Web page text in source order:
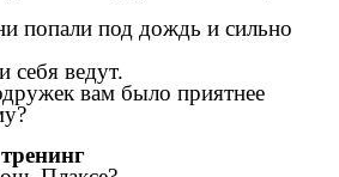
попали под дождь и сильно
себя ведут.
вам было приятнее